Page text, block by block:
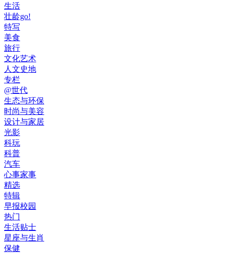
生活
壮龄go!
特写
美食
旅行
文化艺术
人文史地
专栏
@世代
生态与环保
时尚与美容
设计与家居
光影
科玩
科普
汽车
心事家事
精选
特辑
早报校园
热门
生活贴士
星座与生肖
保健